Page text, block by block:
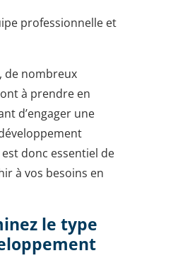
professionnelle et
de nombreux
à prendre en
d’engager une
donc essentiel de
à vos besoins en
le type